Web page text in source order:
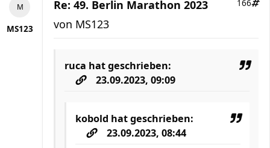
MS123
Re: 49. Berlin Marathon 2023 166
von MS123
ruca hat geschrieben:
23.09.2023, 09:09
kobold hat geschrieben:
23.09.2023, 08:44